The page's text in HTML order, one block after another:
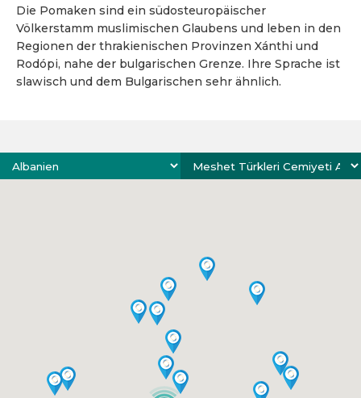
Die Pomaken sind ein südosteuropäischer
Völkerstamm muslimischen Glaubens und leben in den
Regionen der thrakienischen Provinzen Xánthi und
Rodópi, nahe der bulgarischen Grenze. Ihre Sprache ist
slawisch und dem Bulgarischen sehr ähnlich.